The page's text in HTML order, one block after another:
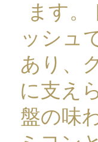
ます。
ッシュ
あり、
に支え
盤の味